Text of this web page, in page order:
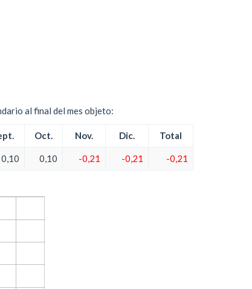
al final del mes objeto:
Oct. Nov. Dic. Total
0,10 0,10 -0,21 -0,21 -0,21